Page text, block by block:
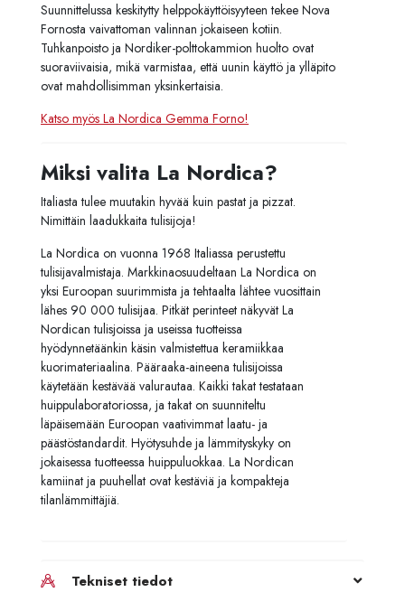
Suunnittelussa keskitytty helppokäyttöisyyteen tekee Nova
Fornosta vaivattoman valinnan jokaiseen kotiin.
Tuhkanpoisto ja Nordiker-polttokammion huolto ovat
suoraviivaisia, mikä varmistaa, että uunin käyttö ja ylläpito
ovat mahdollisimman yksinkertaisia.
Katso myös La Nordica Gemma Forno!
Miksi valita La Nordica?
Italiasta tulee muutakin hyvää kuin pastat ja pizzat.
Nimittäin laadukkaita tulisijoja!
La Nordica on vuonna 1968 Italiassa perustettu
tulisijavalmistaja. Markkinaosuudeltaan La Nordica on
yksi Euroopan suurimmista ja tehtaalta lähtee vuosittain
lähes 90 000 tulisijaa. Pitkät perinteet näkyvät La
Nordican tulisjoissa ja useissa tuotteissa
hyödynnetäänkin käsin valmistettua keramiikkaa
kuorimateriaalina. Pääraaka-aineena tulisijoissa
käytetään kestävää valurautaa. Kaikki takat testataan
huippulaboratoriossa, ja takat on suunniteltu
läpäisemään Euroopan vaativimmat laatu- ja
päästöstandardit. Hyötysuhde ja lämmityskyky on
jokaisessa tuotteessa huippuluokkaa. La Nordican
kamiinat ja puuhellat ovat kestäviä ja kompakteja
tilanlämmittäjiä.
Tekniset tiedot